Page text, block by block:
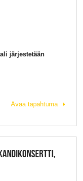
järjestetään
Avaa tapahtuma